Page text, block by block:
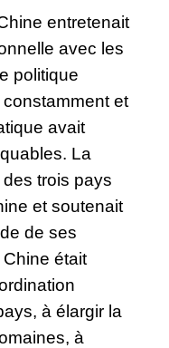
entretenait
avec les
politique
constamment et
avait
La
trois pays
et soutenait
de ses
était
à élargir la
à